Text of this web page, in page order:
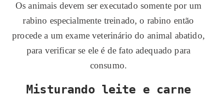
Os animais devem ser executado somente por um
rabino especialmente treinado, o rabino então
procede a um exame veterinário do animal abatido,
para verificar se ele é de fato adequado para
consumo.
Misturando leite e carne